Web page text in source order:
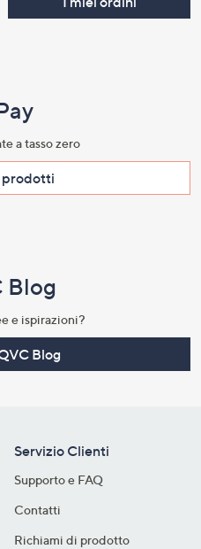
a tasso zero​
prodotti​
Blog
e ispirazioni?
Blog
Servizio Clienti
Supporto e FAQ
Contatti
Richiami di prodotto